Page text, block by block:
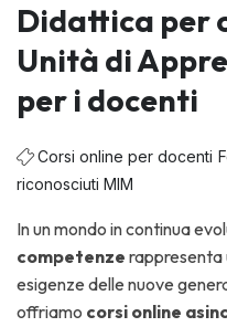
Didattica per
Unità di
per i docenti
Corsi online per docenti
riconosciuti MIM
In un mondo in continua
competenze rappresenta
esigenze delle nuove
offriamo corsi online